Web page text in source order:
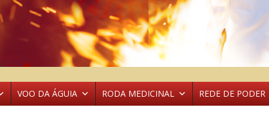
VOO DA ÁGUIA RODA MEDICINAL REDE DE PODER